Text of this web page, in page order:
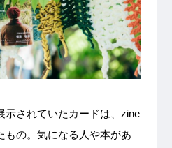
示されていたカードは、zine
もの。気になる人や本があ